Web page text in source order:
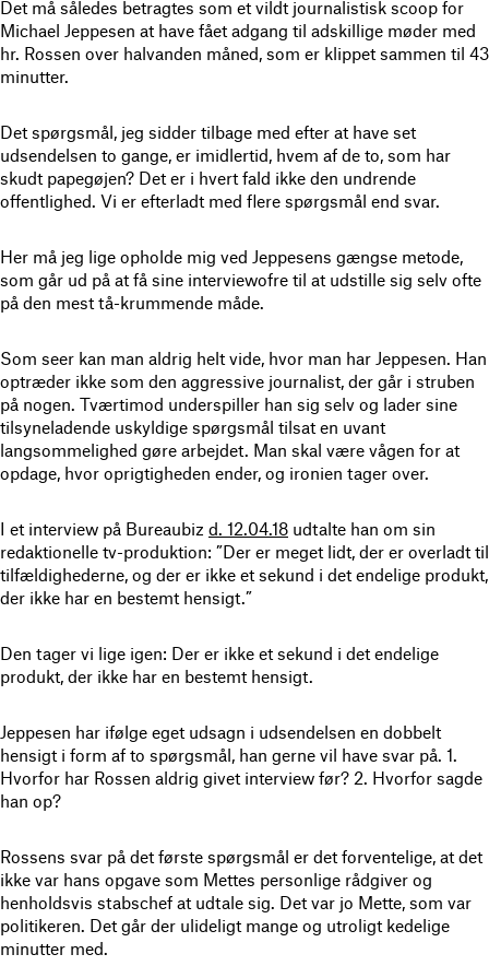
Det må således betragtes som et vildt journalistisk scoop for
Michael Jeppesen at have fået adgang til adskillige møder med
hr. Rossen over halvanden måned, som er klippet sammen til 43
minutter.
Det spørgsmål, jeg sidder tilbage med efter at have set
udsendelsen to gange, er imidlertid, hvem af de to, som har
skudt papegøjen? Det er i hvert fald ikke den undrende
offentlighed. Vi er efterladt med flere spørgsmål end svar.
Her må jeg lige opholde mig ved Jeppesens gængse metode,
som går ud på at få sine interviewofre til at udstille sig selv ofte
på den mest tå-krummende måde.
Som seer kan man aldrig helt vide, hvor man har Jeppesen. Han
optræder ikke som den aggressive journalist, der går i struben
på nogen. Tværtimod underspiller han sig selv og lader sine
tilsyneladende uskyldige spørgsmål tilsat en uvant
langsommelighed gøre arbejdet. Man skal være vågen for at
opdage, hvor oprigtigheden ender, og ironien tager over.
I et interview på Bureaubiz d. 12.04.18 udtalte han om sin
redaktionelle tv-produktion: ”Der er meget lidt, der er overladt til
tilfældighederne, og der er ikke et sekund i det endelige produkt,
der ikke har en bestemt hensigt.”
Den tager vi lige igen: Der er ikke et sekund i det endelige
produkt, der ikke har en bestemt hensigt.
Jeppesen har ifølge eget udsagn i udsendelsen en dobbelt
hensigt i form af to spørgsmål, han gerne vil have svar på. 1.
Hvorfor har Rossen aldrig givet interview før? 2. Hvorfor sagde
han op?
Rossens svar på det første spørgsmål er det forventelige, at det
ikke var hans opgave som Mettes personlige rådgiver og
henholdsvis stabschef at udtale sig. Det var jo Mette, som var
politikeren. Det går der ulideligt mange og utroligt kedelige
minutter med.